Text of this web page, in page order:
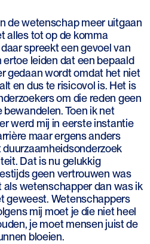
de wetenschap meer uitgaan
alles tot op de komma
spreekt een gevoel van
leiden dat een bepaald
gedaan wordt omdat het niet
en dus te risicovol is. Het is
om die reden geen
Toen ik net
werd mij in eerste instantie
maar ergens anders
Dat is nu gelukkig
geen vertrouwen was
wetenschapper dan was ik
geweest. Wetenschappers
mij moet je die niet heel
je moet mensen juist de
bloeien.